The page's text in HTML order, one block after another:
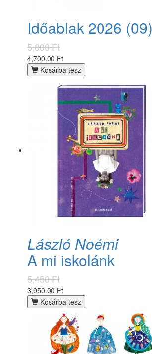
Időablak 2026 (09)
5,800 Ft
4,700.00 Ft
Kosárba tesz
László Noémi
A mi iskolánk
5,450 Ft
3,950.00 Ft
Kosárba tesz